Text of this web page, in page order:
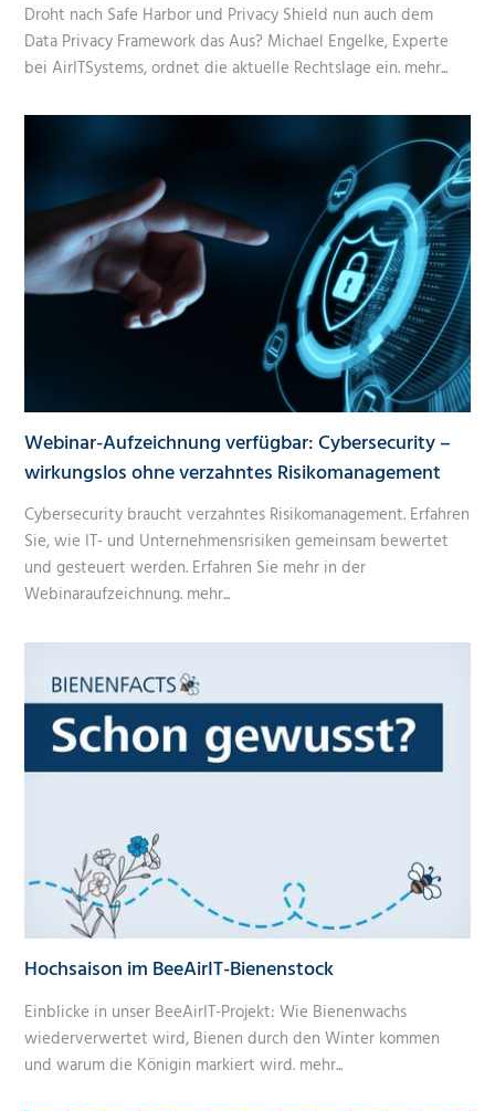
Droht nach Safe Harbor und Privacy Shield nun auch dem
Data Privacy Framework das Aus? Michael Engelke, Experte
bei AirITSystems, ordnet die aktuelle Rechtslage ein. mehr...
Webinar-Aufzeichnung verfügbar: Cybersecurity –
wirkungslos ohne verzahntes Risikomanagement
Cybersecurity braucht verzahntes Risikomanagement. Erfahren
Sie, wie IT- und Unternehmensrisiken gemeinsam bewertet
und gesteuert werden. Erfahren Sie mehr in der
Webinaraufzeichnung. mehr...
Hochsaison im BeeAirIT-Bienenstock
Einblicke in unser BeeAirIT-Projekt: Wie Bienenwachs
wiederverwertet wird, Bienen durch den Winter kommen
und warum die Königin markiert wird. mehr...